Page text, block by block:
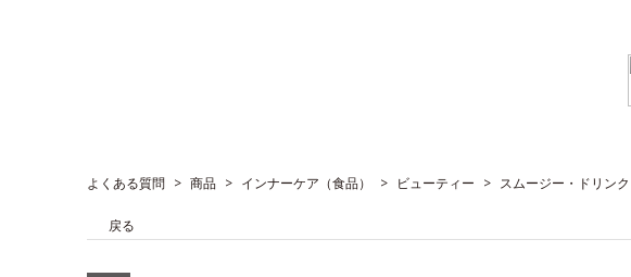
よくある質問 > 商品 > インナーケア（食品） > ビューティー > スムージー・ドリンク
戻る